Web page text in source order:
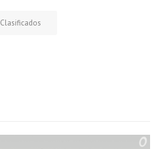
Clasificados